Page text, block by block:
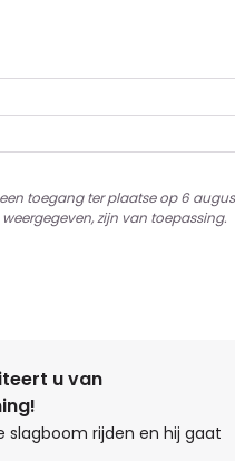
toegang ter plaatse op 6
zijn van toepassing.
u van
slagboom rijden en hij gaat